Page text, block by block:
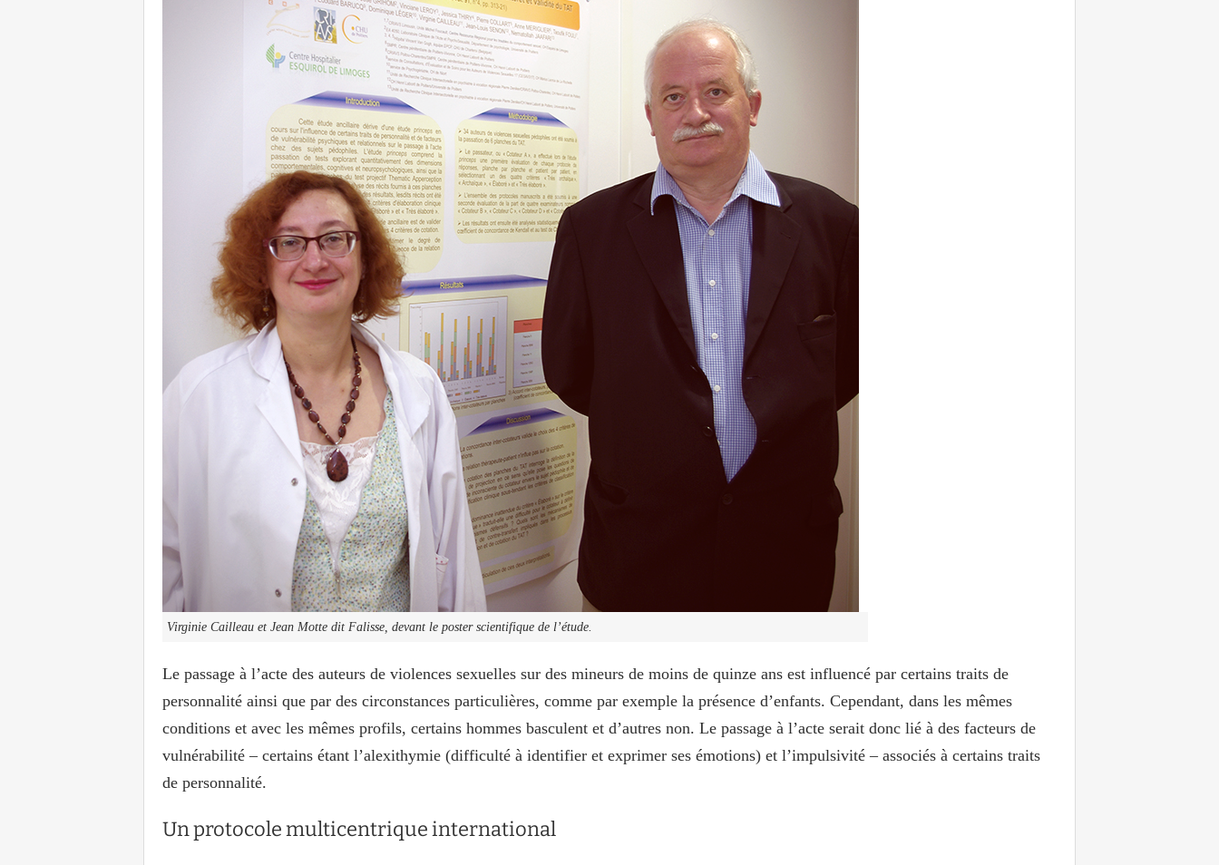
Virginie Cailleau et Jean Motte dit Falisse, devant le poster scientifique de l’étude.
Le passage à l’acte des auteurs de violences sexuelles sur des mineurs de moins de quinze ans est influencé par certains traits de
personnalité ainsi que par des circonstances particulières, comme par exemple la présence d’enfants. Cependant, dans les mêmes
conditions et avec les mêmes profils, certains hommes basculent et d’autres non. Le passage à l’acte serait donc lié à des facteurs de
vulnérabilité – certains étant l’alexithymie (difficulté à identifier et exprimer ses émotions) et l’impulsivité – associés à certains traits
de personnalité.
Un protocole multicentrique international